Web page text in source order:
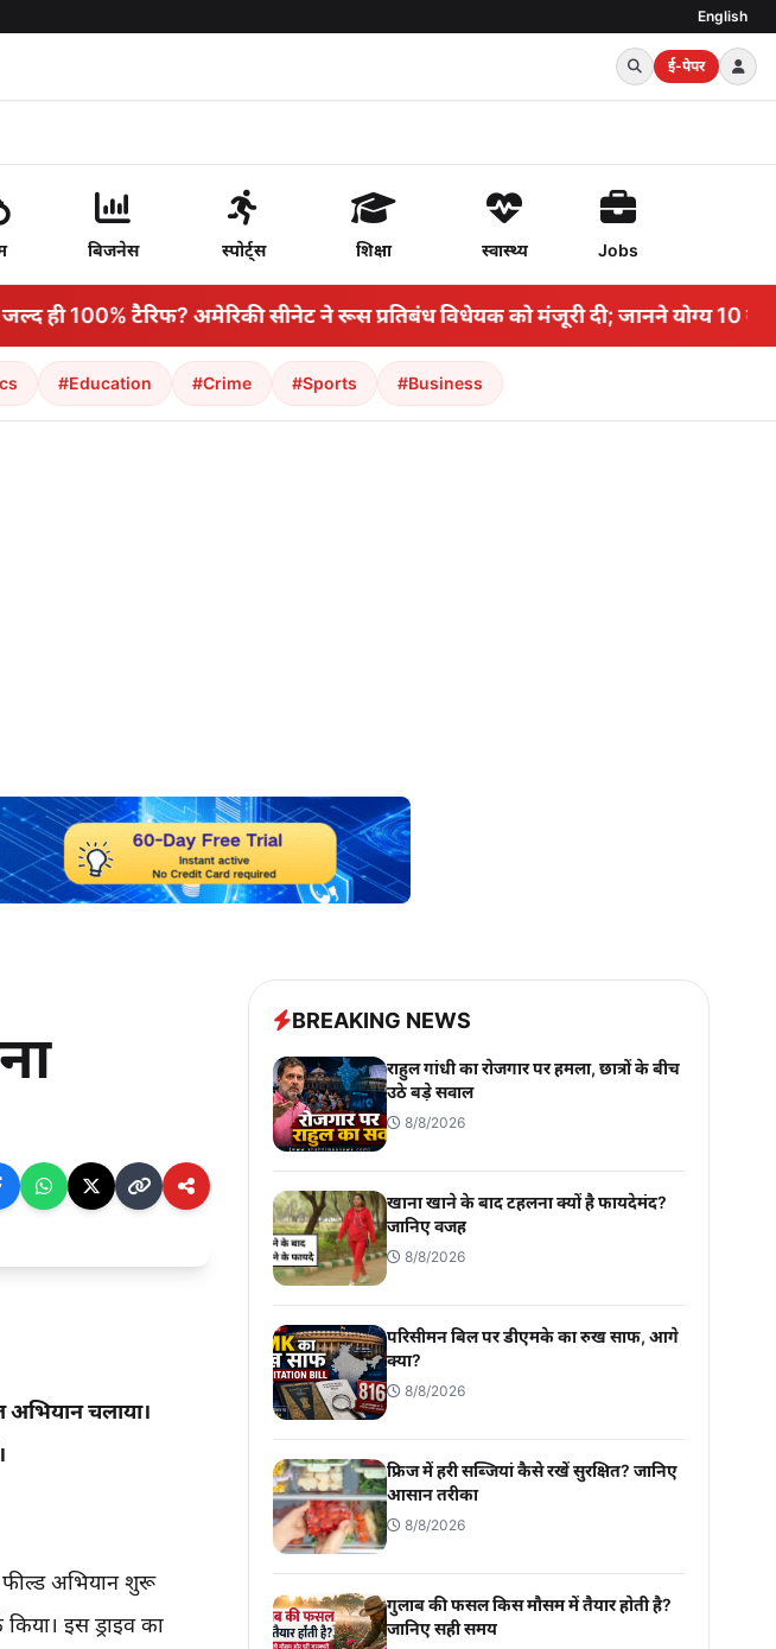
English
ई-पेपर
बिजनेस स्पोर्ट्स शिक्षा स्वास्थ्य Jobs
100% टैरिफ? अमेरिकी सीनेट ने रूस प्रतिबंध विधेयक को मंजूरी दी; जानने योग्य 10 बातें•
#Education #Crime #Sports #Business
अभियान चलाया।
फील्ड अभियान शुरू
इस ड्राइव का
BREAKING NEWS
राहुल गांधी का रोजगार पर हमला, छात्रों के बीच
उठे बड़े सवाल
8/8/2026
खाना खाने के बाद टहलना क्यों है फायदेमंद?
जानिए वजह
8/8/2026
परिसीमन बिल पर डीएमके का रुख साफ, आगे
क्या?
8/8/2026
फ्रिज में हरी सब्जियां कैसे रखें सुरक्षित? जानिए
आसान तरीका
8/8/2026
गुलाब की फसल किस मौसम में तैयार होती है?
जानिए सही समय